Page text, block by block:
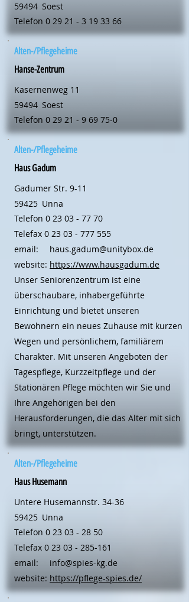
59494 Soest
Telefon 0 29 21 - 3 19 33 66
Alten-/Pflegeheime
Hanse-Zentrum
Kasernenweg 11
59494 Soest
Telefon 0 29 21 - 9 69 75-0
Alten-/Pflegeheime
Haus Gadum
Gadumer Str. 9-11
59425 Unna
Telefon 0 23 03 - 77 70
Telefax 0 23 03 - 777 555
email:
website:
haus.gadum@unitybox.de
https://www.hausgadum.de
Unser Seniorenzentrum ist eine
überschaubare, inhabergeführte
Einrichtung und bietet unseren
Bewohnern ein neues Zuhause mit kurzen
Wegen und persönlichem, familiärem
Charakter. Mit unseren Angeboten der
Tagespflege, Kurzzeitpflege und der
Stationären Pflege möchten wir Sie und
Ihre Angehörigen bei den
Herausforderungen, die das Alter mit sich
bringt, unterstützen.
Alten-/Pflegeheime
Haus Husemann
Untere Husemannstr. 34-36
59425 Unna
Telefon 0 23 03 - 28 50
Telefax 0 23 03 - 285-161
email:
website:
info@spies-kg.de
https://pflege-spies.de/